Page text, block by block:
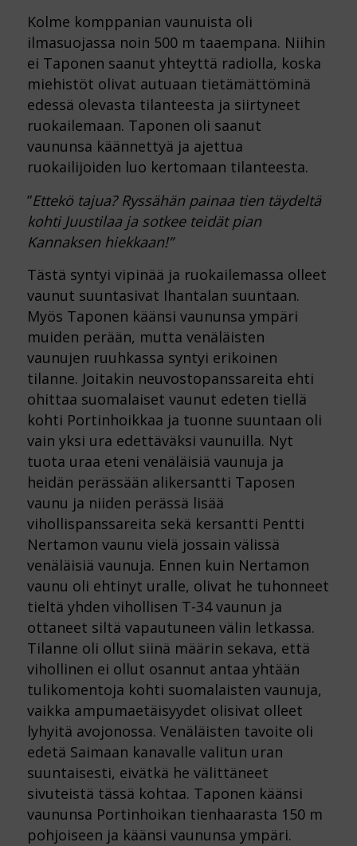
Kolme komppanian vaunuista oli
ilmasuojassa noin 500 m taaempana. Niihin
ei Taponen saanut yhteyttä radiolla, koska
miehistöt olivat autuaan tietämättöminä
edessä olevasta tilanteesta ja siirtyneet
ruokailemaan. Taponen oli saanut
vaununsa käännettyä ja ajettua
ruokailijoiden luo kertomaan tilanteesta.
”Ettekö tajua? Ryssähän painaa tien täydeltä
kohti Juustilaa ja sotkee teidät pian
Kannaksen hiekkaan!”
Tästä syntyi vipinää ja ruokailemassa olleet
vaunut suuntasivat Ihantalan suuntaan.
Myös Taponen käänsi vaununsa ympäri
muiden perään, mutta venäläisten
vaunujen ruuhkassa syntyi erikoinen
tilanne. Joitakin neuvostopanssareita ehti
ohittaa suomalaiset vaunut edeten tiellä
kohti Portinhoikkaa ja tuonne suuntaan oli
vain yksi ura edettäväksi vaunuilla. Nyt
tuota uraa eteni venäläisiä vaunuja ja
heidän perässään alikersantti Taposen
vaunu ja niiden perässä lisää
vihollispanssareita sekä kersantti Pentti
Nertamon vaunu vielä jossain välissä
venäläisiä vaunuja. Ennen kuin Nertamon
vaunu oli ehtinyt uralle, olivat he tuhonneet
tieltä yhden vihollisen T-34 vaunun ja
ottaneet siltä vapautuneen välin letkassa.
Tilanne oli ollut siinä määrin sekava, että
vihollinen ei ollut osannut antaa yhtään
tulikomentoja kohti suomalaisten vaunuja,
vaikka ampumaetäisyydet olisivat olleet
lyhyitä avojonossa. Venäläisten tavoite oli
edetä Saimaan kanavalle valitun uran
suuntaisesti, eivätkä he välittäneet
sivuteistä tässä kohtaa. Taponen käänsi
vaununsa Portinhoikan tienhaarasta 150 m
pohjoiseen ja käänsi vaununsa ympäri.